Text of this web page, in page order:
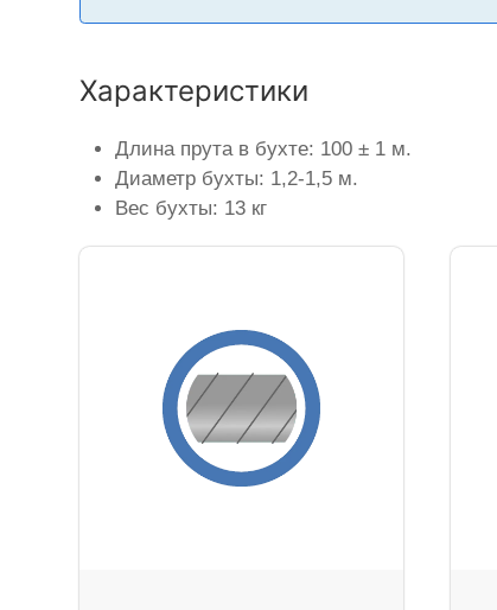
Характеристики
Длина прута в бухте: 100 ± 1 м.
Диаметр бухты: 1,2-1,5 м.
Вес бухты: 13 кг